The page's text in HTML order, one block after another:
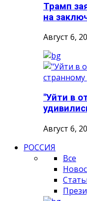
Трамп
на
Август 6,
"Уйти в
Август 6,
РОССИЯ
Все